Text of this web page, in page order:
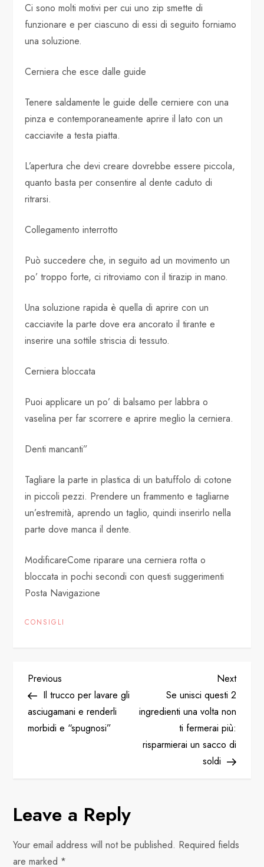
Ci sono molti motivi per cui uno zip smette di
funzionare e per ciascuno di essi di seguito forniamo
una soluzione.
Cerniera che esce dalle guide
Tenere saldamente le guide delle cerniere con una
pinza e contemporaneamente aprire il lato con un
cacciavite a testa piatta.
L’apertura che devi creare dovrebbe essere piccola,
quanto basta per consentire al dente caduto di
ritrarsi.
Collegamento interrotto
Può succedere che, in seguito ad un movimento un
po’ troppo forte, ci ritroviamo con il tirazip in mano.
Una soluzione rapida è quella di aprire con un
cacciavite la parte dove era ancorato il tirante e
inserire una sottile striscia di tessuto.
Cerniera bloccata
Puoi applicare un po’ di balsamo per labbra o
vaselina per far scorrere e aprire meglio la cerniera.
Denti mancanti”
Tagliare la parte in plastica di un batuffolo di cotone
in piccoli pezzi. Prendere un frammento e tagliarne
un’estremità, aprendo un taglio, quindi inserirlo nella
parte dove manca il dente.
ModificareCome riparare una cerniera rotta o
bloccata in pochi secondi con questi suggerimenti
Posta Navigazione
CONSIGLI
P
o
s
a
v
Previous
Post
Previous
Il trucco per lavare gli
asciugamani e renderli
morbidi e “spugnosi”
Next
Post
Next
Se unisci questi 2
ingredienti una volta non
ti fermerai più:
risparmierai un sacco di
soldi
Leave a Reply
Your email address will not be published. Required fields
are marked *